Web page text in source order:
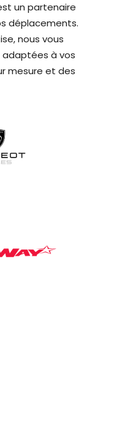
un partenaire
déplacements.
nous vous
à vos
mesure et des